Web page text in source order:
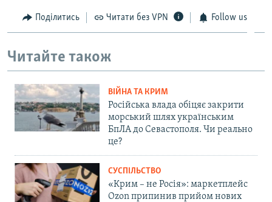
Поділитись Читати без VPN Follow us
Читайте також
ВІЙНА ТА КРИМ
Російська влада обіцяє закрити
морський шлях українським
БпЛА до Севастополя. Чи реально
це?
СУСПІЛЬСТВО
«Крим – не Росія»: маркетплейс
Ozon припинив прийом нових